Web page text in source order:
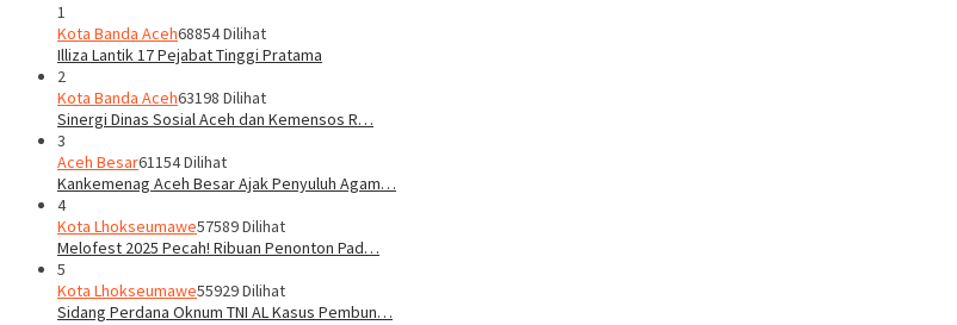
1
Kota Banda Aceh68854 Dilihat
Illiza Lantik 17 Pejabat Tinggi Pratama
2
Kota Banda Aceh63198 Dilihat
Sinergi Dinas Sosial Aceh dan Kemensos R…
3
Aceh Besar61154 Dilihat
Kankemenag Aceh Besar Ajak Penyuluh Agam…
4
Kota Lhokseumawe57589 Dilihat
Melofest 2025 Pecah! Ribuan Penonton Pad…
5
Kota Lhokseumawe55929 Dilihat
Sidang Perdana Oknum TNI AL Kasus Pembun…